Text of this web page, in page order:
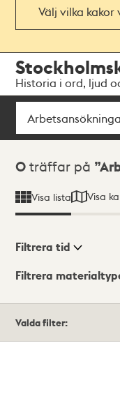
Välj vilka
navigationen
huvudinnehållet
Historia i ord, ljud
Sök
Sökresultat
0 träffar på
Visa lista Visa
Visningsläge
Filtrera tid
Filtrera
träffar
Valda filter: